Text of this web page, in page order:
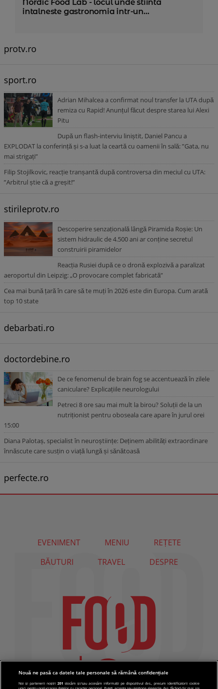
Nordic Food Lab - locul unde stiinta
intalneste gastronomia intr-un...
protv.ro
sport.ro
Adrian Mihalcea a confirmat noul transfer la UTA după
remiza cu Rapid! Anunțul făcut despre starea lui Alexi
Pitu
După un flash-interviu liniștit, Daniel Pancu a
EXPLODAT la conferință și s-a luat la ceartă cu oamenii în sală: ”Gata, nu
mai strigați”
Filip Stojilkovic, reacție tranșantă după controversa din meciul cu UTA:
”Arbitrul știe că a greșit!”
stirileprotv.ro
Descoperire senzațională lângă Piramida Roșie: Un
sistem hidraulic de 4.500 ani ar conține secretul
construirii piramidelor
Reacția Rusiei după ce o dronă explozivă a paralizat
aeroportul din Leipzig: „O provocare complet fabricată”
Cea mai bună țară în care să te muți în 2026 este din Europa. Cum arată
top 10 state
debarbati.ro
doctordebine.ro
De ce fenomenul de brain fog se accentuează în zilele
caniculare? Explicațiile neurologului
Petreci 8 ore sau mai mult la birou? Soluții de la un
nutriționist pentru oboseala care apare în jurul orei
15:00
Diana Palotaș, specialist în neuroștiințe: Deținem abilități extraordinare
înnăscute care susțin o viață lungă și sănătoasă
perfecte.ro
EVENIMENT MENIU
REȚETE
BĂUTURI
TRAVEL DESPRE
Nouă ne pasă ca datele tale personale să rămână confidențiale
Noi și partenerii noștri201 stocăm și/sau accesăm informații pe dispozitivul dvs., precum identificatorii cookie
unici pentru prelucrarea datelor cu caracter personal. Puteți accepta sau gestiona alegerile dvs. făcând clic mai jos